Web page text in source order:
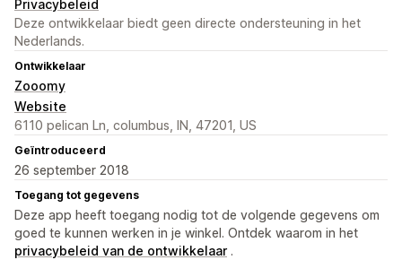
Privacybeleid
Deze ontwikkelaar biedt geen directe ondersteuning in het
Nederlands.
Ontwikkelaar
Zooomy
Website
6110 pelican Ln, columbus, IN, 47201, US
Geïntroduceerd
26 september 2018
Toegang tot gegevens
Deze app heeft toegang nodig tot de volgende gegevens om
goed te kunnen werken in je winkel. Ontdek waarom in het
privacybeleid van de ontwikkelaar .